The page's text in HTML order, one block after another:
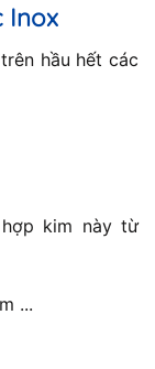
Inox
hầu hết các
kim này từ
...